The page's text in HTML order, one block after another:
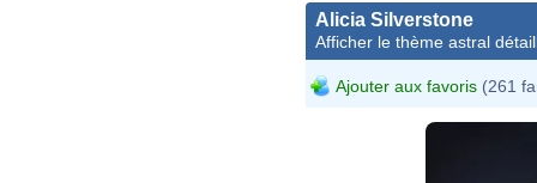
Alicia Silverstone
Afficher le thème astral
Ajouter aux favoris (261